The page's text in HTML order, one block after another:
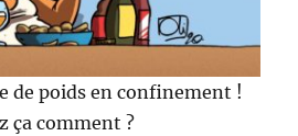
de poids en confinement !
ça comment ?